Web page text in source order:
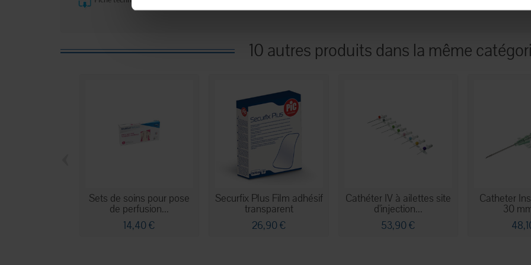
10 autres produits dans la même
Sets de soins pour pose
de perfusion...
14,40 €
Securfix Plus Film adhésif
transparent
26,90 €
Cathéter IV à ailettes site
d'injection...
53,90 €
Catheter
30